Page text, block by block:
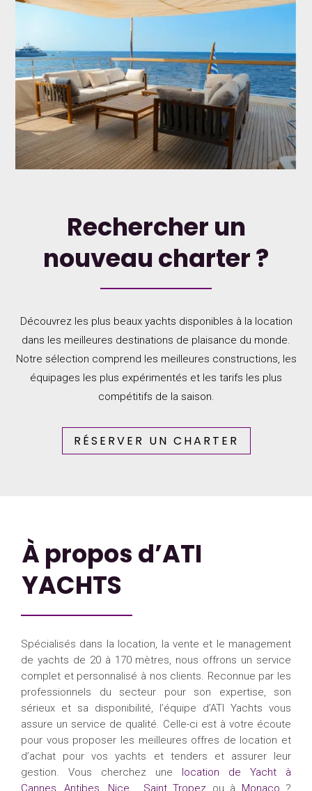
Rechercher un
nouveau charter ?
Découvrez les plus beaux yachts disponibles à la location
dans les meilleures destinations de plaisance du monde.
Notre sélection comprend les meilleures constructions, les
équipages les plus expérimentés et les tarifs les plus
compétitifs de la saison.
RÉSERVER UN CHARTER
À propos d’ATI
YACHTS
Spécialisés dans la location, la vente et le management
de yachts de 20 à 170 mètres, nous offrons un service
complet et personnalisé à nos clients. Reconnue par les
professionnels du secteur pour son expertise, son
sérieux et sa disponibilité, l’équipe d’ATI Yachts vous
assure un service de qualité. Celle-ci est à votre écoute
pour vous proposer les meilleures offres de location et
d’achat pour vos yachts et tenders et assurer leur
gestion. Vous cherchez une location de Yacht à
Cannes ,Antibes Nice Saint Tropez ou à Monaco ?